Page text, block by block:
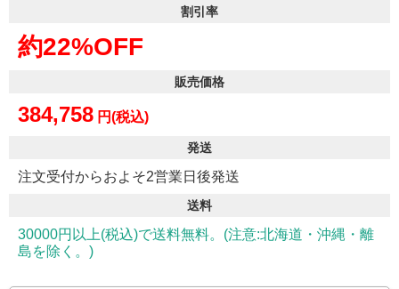
割引率
約22%OFF
販売価格
384,758 円(税込)
発送
注文受付からおよそ2営業日後発送
送料
30000円以上(税込)で送料無料。(注意:北海道・沖縄・離
島を除く。)